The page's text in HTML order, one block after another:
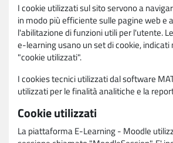
I cookie utilizzati sul sito servono a
in modo più efficiente sulle pagine web e
l'abilitazione di funzioni utili per l'utente.
e-learning usano un set di cookie,
"cookie utilizzati".
I cookies tecnici utilizzati dal software
utilizzati per le finalità analitiche e la
Cookie utilizzati
La piattaforma E-Learning - Moodle